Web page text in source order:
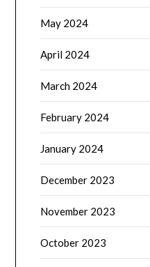
May 2024
April 2024
March 2024
February 2024
January 2024
December 2023
November 2023
October 2023